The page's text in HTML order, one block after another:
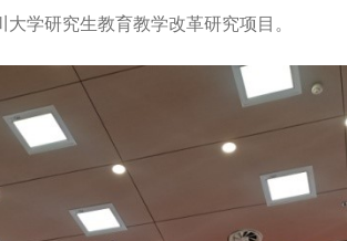
学研究生教育教学改革研究项目。